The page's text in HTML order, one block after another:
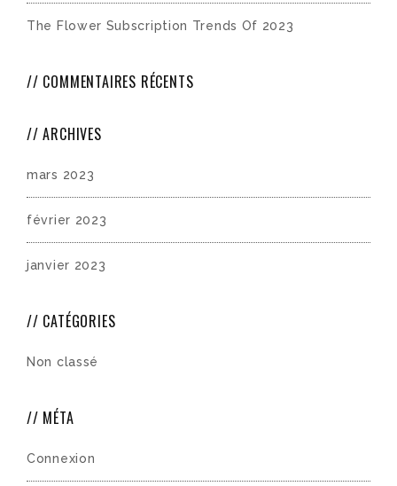
The Flower Subscription Trends Of 2023
COMMENTAIRES RÉCENTS
ARCHIVES
mars 2023
février 2023
janvier 2023
CATÉGORIES
Non classé
MÉTA
Connexion